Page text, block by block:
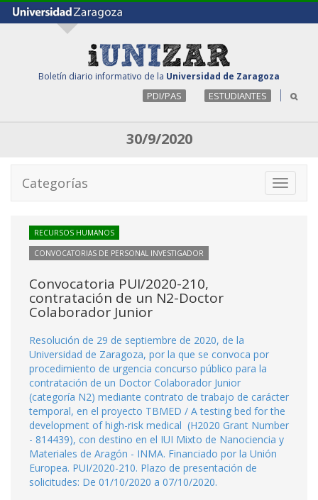
Boletín diario informativo de la Universidad de Zaragoza
PDI/PAS ESTUDIANTES
30/9/2020
Toggle
Categorías
RECURSOS HUMANOS
CONVOCATORIAS DE PERSONAL INVESTIGADOR
Convocatoria PUI/2020-210,
contratación de un N2-Doctor
Colaborador Junior
Resolución de 29 de septiembre de 2020, de la
Universidad de Zaragoza, por la que se convoca por
procedimiento de urgencia concurso público para la
contratación de un Doctor Colaborador Junior
(categoría N2) mediante contrato de trabajo de carácter
temporal, en el proyecto TBMED / A testing bed for the
development of high-risk medical (H2020 Grant Number
- 814439), con destino en el IUI Mixto de Nanociencia y
Materiales de Aragón - INMA. Financiado por la Unión
Europea. PUI/2020-210. Plazo de presentación de
solicitudes: De 01/10/2020 a 07/10/2020.